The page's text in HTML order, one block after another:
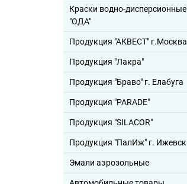
Краски водно-дисперсионные
"ОДА"
Продукция "АКВЕСТ" г.Москва
Продукция "Лакра"
Продукция "Браво" г. Елабуга
Продукция "PARADE"
Продукция "SILACOR"
Продукция "ПалИж" г. Ижевск
Эмали аэрозольные